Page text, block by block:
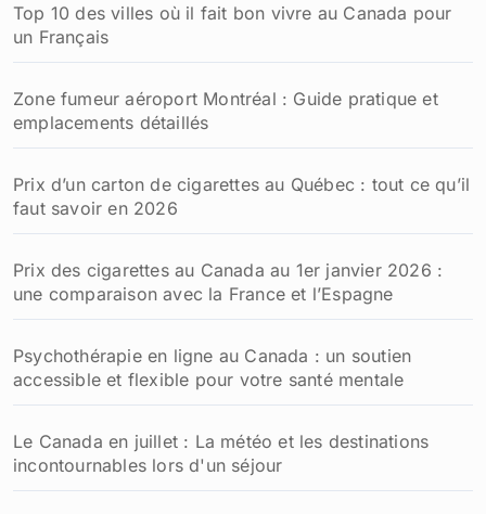
Top 10 des villes où il fait bon vivre au Canada pour
un Français
Zone fumeur aéroport Montréal : Guide pratique et
emplacements détaillés
Prix d’un carton de cigarettes au Québec : tout ce qu’il
faut savoir en 2026
Prix des cigarettes au Canada au 1er janvier 2026 :
une comparaison avec la France et l’Espagne
Psychothérapie en ligne au Canada : un soutien
accessible et flexible pour votre santé mentale
Le Canada en juillet : La météo et les destinations
incontournables lors d'un séjour